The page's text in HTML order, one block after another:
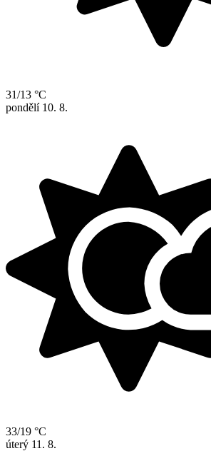
31/13 °C
pondělí 10. 8.
33/19 °C
úterý 11. 8.